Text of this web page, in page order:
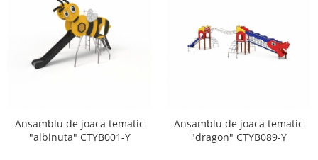
Ansamblu de joaca tematic
"albinuta" CTYB001-Y
Ansamblu de joaca tematic
"dragon" CTYB089-Y